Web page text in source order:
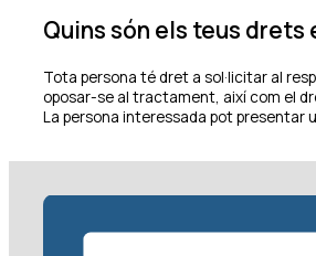
Quins són els teus drets
Tota persona té dret a sol·licitar al
oposar-se al tractament, així com el
La persona interessada pot presentar